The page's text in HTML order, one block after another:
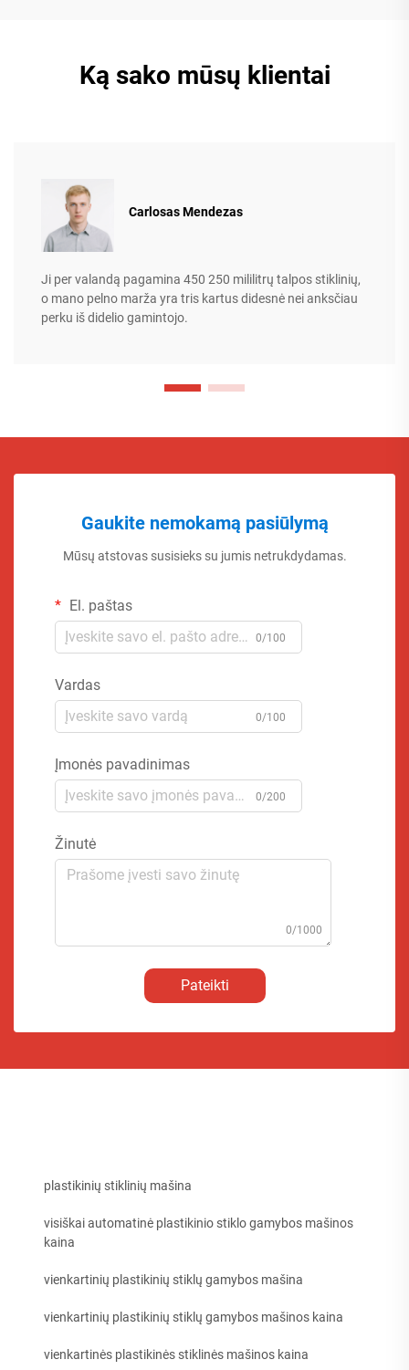
Ką sako mūsų klientai
Carlosas Mendezas
Ji per valandą pagamina 450 250 mililitrų talpos stiklinių,
o mano pelno marža yra tris kartus didesnė nei anksčiau
perku iš didelio gamintojo.
Gaukite nemokamą pasiūlymą
Mūsų atstovas susisieks su jumis netrukdydamas.
El. paštas
0/100
Vardas
0/100
Įmonės pavadinimas
0/200
Žinutė
0/1000
Pateikti
plastikinių stiklinių mašina
visiškai automatinė plastikinio stiklo gamybos mašinos
kaina
vienkartinių plastikinių stiklų gamybos mašina
vienkartinių plastikinių stiklų gamybos mašinos kaina
vienkartinės plastikinės stiklinės mašinos kaina